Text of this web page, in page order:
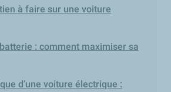
à faire sur une voiture
: comment maximiser sa
d’une voiture électrique :